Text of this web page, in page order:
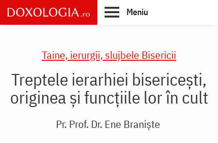
Skip
to
main
Meniu
Taine, ierurgii, slujbele Bisericii
Treptele ierarhiei bisericești,
originea și funcțiile lor în cult
Pr. Prof. Dr. Ene Braniște